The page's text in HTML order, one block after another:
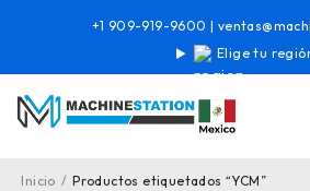
Elige tu
+1 909-919-9600 |
Inicio / Productos etiquetados “YCM”